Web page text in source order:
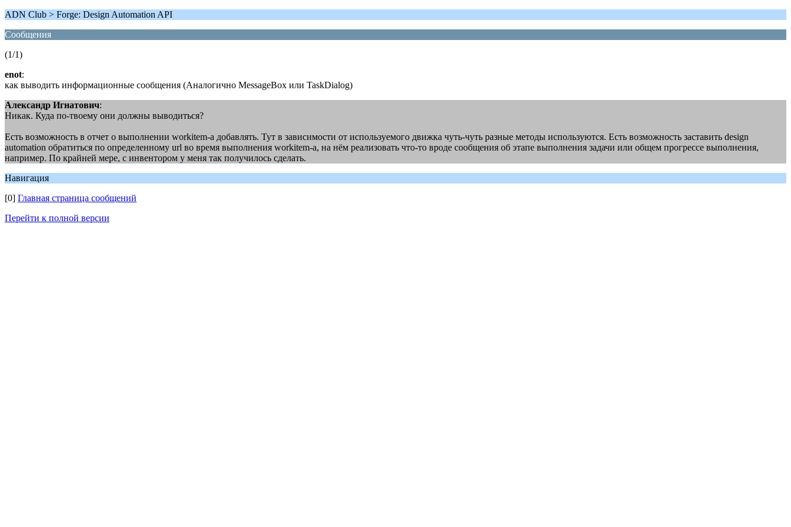
ADN Club > Forge: Design Automation API
Сообщения
(1/1)
enot:
как выводить информационные сообщения (Аналогично MessageBox или TaskDialog)
Александр Игнатович:
Никак. Куда по-твоему они должны выводиться?
Есть возможность в отчет о выполнении workitem-а добавлять. Тут в зависимости от используемого движка чуть-чуть разные методы используются. Есть возможность заставить design
automation обратиться по определенному url во время выполнения workitem-а, на нём реализовать что-то вроде сообщения об этапе выполнения задачи или общем прогрессе выполнения,
например. По крайней мере, с инвентором у меня так получилось сделать.
Навигация
[0] Главная страница сообщений
Перейти к полной версии